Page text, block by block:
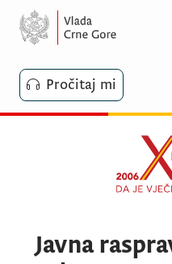
Pročitaj mi
Javna